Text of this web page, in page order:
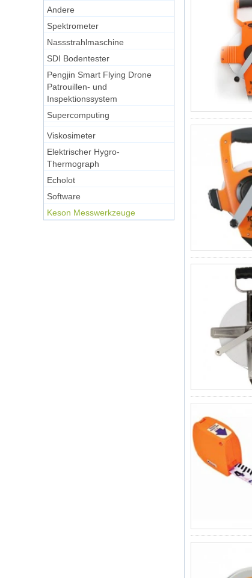
Andere
Spektrometer
Nassstrahlmaschine
SDI Bodentester
Pengjin Smart Flying Drone
Patrouillen- und
Inspektionssystem
Supercomputing
Viskosimeter
Elektrischer Hygro-
Thermograph
Echolot
Software
Keson Messwerkzeuge